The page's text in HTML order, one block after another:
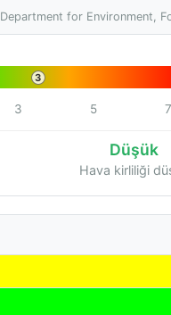
Department for Environment,
3
3 5 7
Düşük
Hava kirliliği